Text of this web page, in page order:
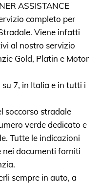
ASSISTANCE
completo per
Viene infatti
al nostro servizio
Gold, Platin e Motor
7, in Italia e in tutti i
soccorso stradale
verde dedicato e
Tutte le indicazioni
nei documenti forniti
sempre in auto, a